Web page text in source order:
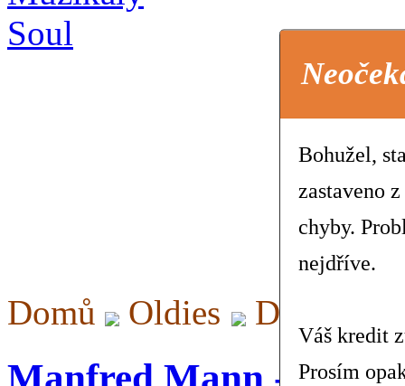
Soul
Domů Oldies Do Wah
Manfred Mann - Do
Bohužel,
zastaveno
chyby.
nejdříve.
Váš kredit
Prosím